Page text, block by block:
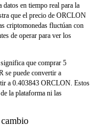
en tiempo real para la
que el precio de ORCLON
criptomonedas fluctúan con
de operar para ver los
que comprar 5
se puede convertir a
a 0.403843 ORCLON. Estos
la plataforma ni las